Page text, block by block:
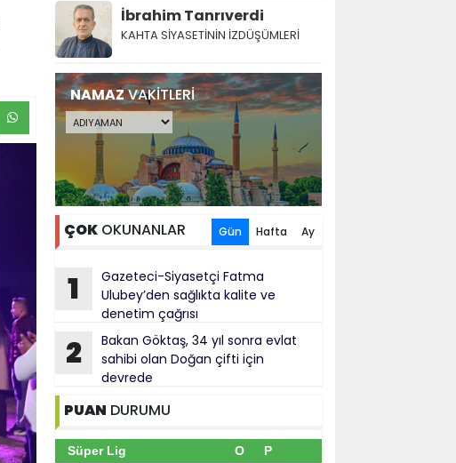
İbrahim Tanrıverdi
KAHTA SİYASETİNİN İZDÜŞÜMLERİ
NAMAZVAKİTLERİ
ÇOKOKUNANLAR Gün Hafta Ay
1
Gazeteci-Siyasetçi Fatma
Ulubey’den sağlıkta kalite ve
denetim çağrısı
2
Bakan Göktaş, 34 yıl sonra evlat
sahibi olan Doğan çifti için
devrede
PUAN DURUMU
Süper Lig O P